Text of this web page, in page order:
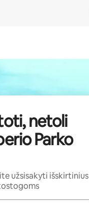
netoli
Parko
užsisakyti išskirtinius